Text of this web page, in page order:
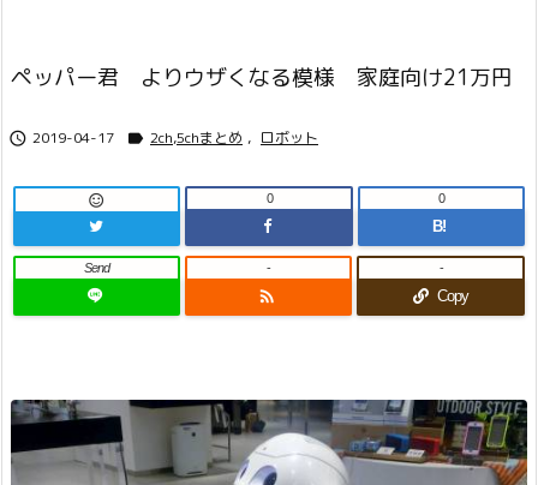
ペッパー君 よりウザくなる模様 家庭向け21万円
 2019-04-17  2ch,5chまとめ , ロボット
 0
B!
0
Send

-
Copy
-